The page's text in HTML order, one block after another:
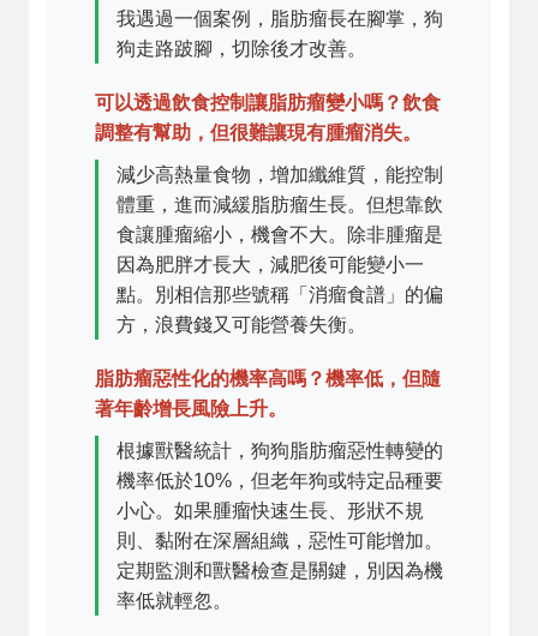
我遇過一個案例，脂肪瘤長在腳掌，狗
狗走路跛腳，切除後才改善。
可以透過飲食控制讓脂肪瘤變小嗎？飲食
調整有幫助，但很難讓現有腫瘤消失。
減少高熱量食物，增加纖維質，能控制
體重，進而減緩脂肪瘤生長。但想靠飲
食讓腫瘤縮小，機會不大。除非腫瘤是
因為肥胖才長大，減肥後可能變小一
點。別相信那些號稱「消瘤食譜」的偏
方，浪費錢又可能營養失衡。
脂肪瘤惡性化的機率高嗎？機率低，但隨
著年齡增長風險上升。
根據獸醫統計，狗狗脂肪瘤惡性轉變的
機率低於10%，但老年狗或特定品種要
小心。如果腫瘤快速生長、形狀不規
則、黏附在深層組織，惡性可能增加。
定期監測和獸醫檢查是關鍵，別因為機
率低就輕忽。